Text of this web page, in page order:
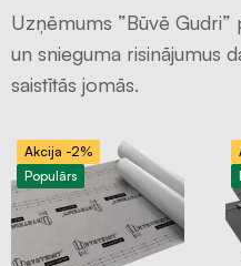
Uzņēmums ”Būvē Gudri”
un snieguma risinājumus
saistītās jomās.
Akcija -2%
Populārs
Fasādes
lentas
EPDM
lentas
EPDM
Naglu
lentas
latojumam